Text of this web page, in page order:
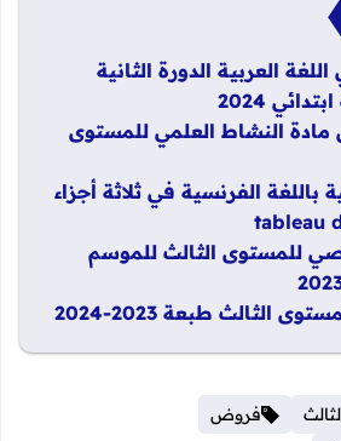
العربية الدورة الثانية
2024
النشاط العلمي للمستوى
باللغة الفرنسية في ثلاثة أجزاء
tableau
للمستوى الثالث للموسم
الثالث طبعة 2023-2024
فروض